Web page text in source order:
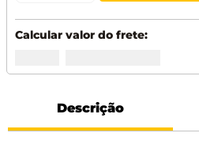
Descrição